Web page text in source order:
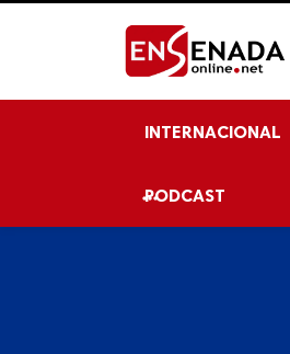
INTERNACIONAL
PODCAST
